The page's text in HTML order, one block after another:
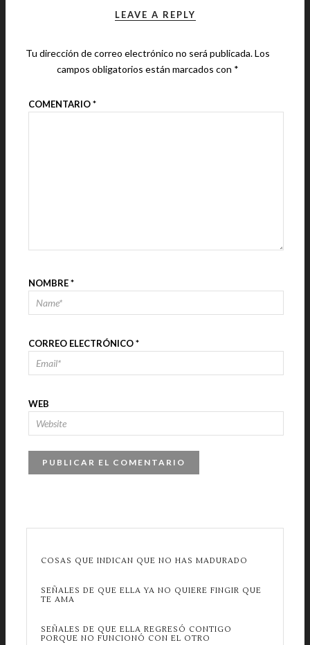
LEAVE A REPLY
Tu dirección de correo electrónico no será publicada.Los
campos obligatorios están marcados con *
COMENTARIO*
NOMBRE*
CORREO ELECTRÓNICO*
WEB
COSAS QUE INDICAN QUE NO HAS MADURADO
SEÑALES DE QUE ELLA YA NO QUIERE FINGIR QUE
TE AMA
SEÑALES DE QUE ELLA REGRESÓ CONTIGO
PORQUE NO FUNCIONÓ CON EL OTRO